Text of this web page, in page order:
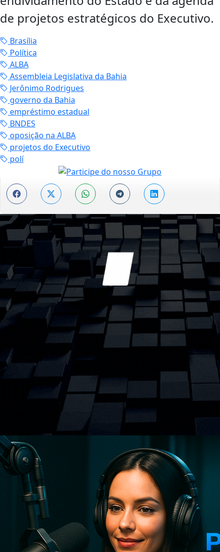
de projetos estratégicos do Executivo.
Brasília
Política
ALBA
Assembleia Legislativa da Bahia
Jerônimo Rodrigues
governo da Bahia
empréstimo estadual
BNDES
oposição na ALBA
projetos do Executivo
polí